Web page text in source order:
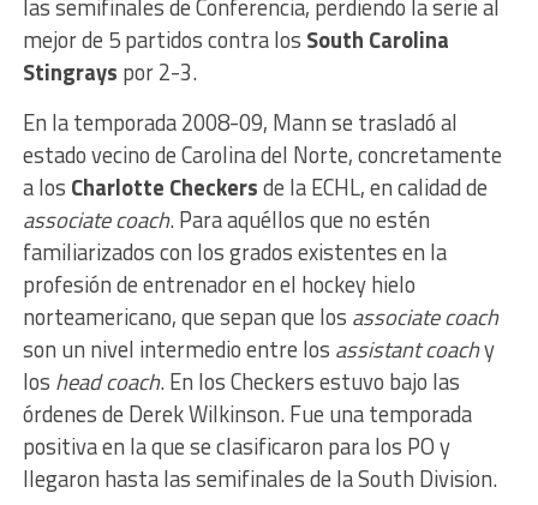
las semifinales de Conferencia, perdiendo la serie al
mejor de 5 partidos contra los South Carolina
Stingrays por 2-3.
En la temporada 2008-09, Mann se trasladó al
estado vecino de Carolina del Norte, concretamente
a los Charlotte Checkersde la ECHL, en calidad de
associate coach. Para aquéllos que no estén
familiarizados con los grados existentes en la
profesión de entrenador en el hockey hielo
norteamericano, que sepan que los associate coach
son un nivel intermedio entre los assistant coachy
los head coach. En los Checkers estuvo bajo las
órdenes de Derek Wilkinson. Fue una temporada
positiva en la que se clasificaron para los PO y
llegaron hasta las semifinales de la South Division.